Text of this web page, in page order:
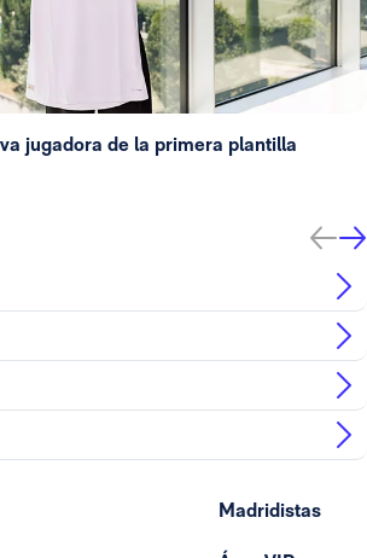
jugadora de la primera plantilla
Madridistas